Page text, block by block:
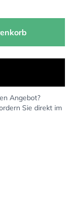
Angebot?
Sie direkt im